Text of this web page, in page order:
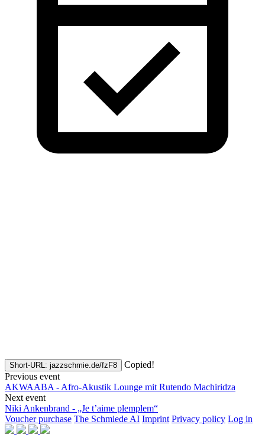
Short-URL: jazzschmie.de/fzF8
Copied!
Previous event
AKWAABA - Afro-Akustik Lounge mit Rutendo Machiridza
Next event
Niki Ankenbrand - „Je t’aime plemplem“
Voucher purchase The Schmiede AI Imprint Privacy policy Log in